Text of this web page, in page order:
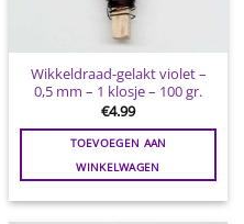
Wikkeldraad-gelakt violet –
0,5 mm – 1 klosje – 100 gr.
€4.99
TOEVOEGEN AAN
WINKELWAGEN